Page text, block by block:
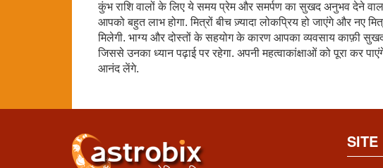
कुंभ राशि वालों के लिए ये समय प्रेम और समर्पण का सुखद अनुभव देने
आपको बहुत लाभ होगा. मित्रों बीच ज़्यादा लोकप्रिय हो जाएंगे और नए
मिलेगी. भाग्य और दोस्तों के सहयोग के कारण आपका व्यवसाय काफ़ी सुखद
जिससे उनका ध्यान पढ़ाई पर रहेगा. अपनी महत्वाकांक्षाओं को पूरा कर
आनंद लेंगे.
SITE